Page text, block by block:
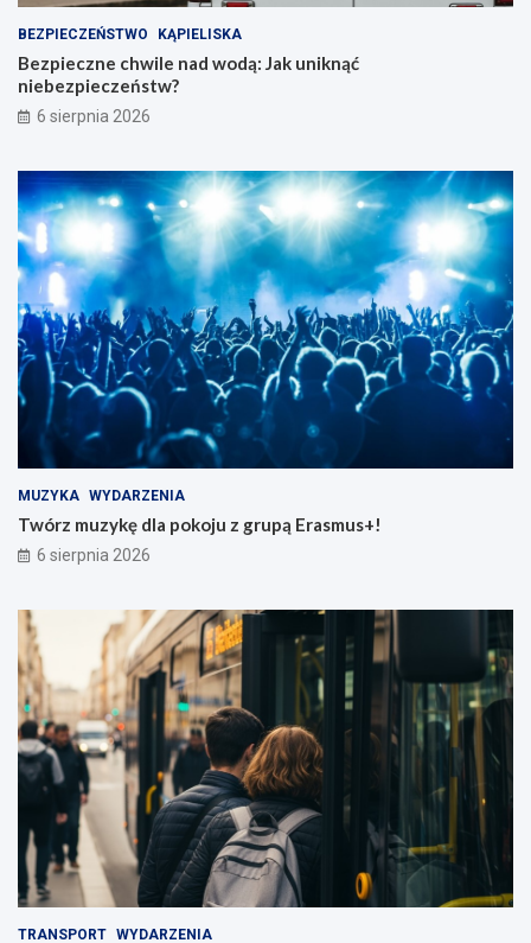
BEZPIECZEŃSTWO KĄPIELISKA
Bezpieczne chwile nad wodą: Jak uniknąć
niebezpieczeństw?
6 sierpnia 2026
MUZYKA WYDARZENIA
Twórz muzykę dla pokoju z grupą Erasmus+!
6 sierpnia 2026
TRANSPORT WYDARZENIA